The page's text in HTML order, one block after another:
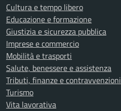
Cultura e tempo libero
Educazione e formazione
Giustizia e sicurezza pubblica
Imprese e commercio
Mobilità e trasporti
Salute, benessere e assistenza
Tributi, finanze e contravvenzioni
Turismo
Vita lavorativa